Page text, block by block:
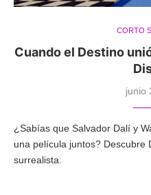
CORTO
Cuando el Destino
junio
¿Sabías que Salvador Dalí y
una película juntos? Descubre
surrealista.